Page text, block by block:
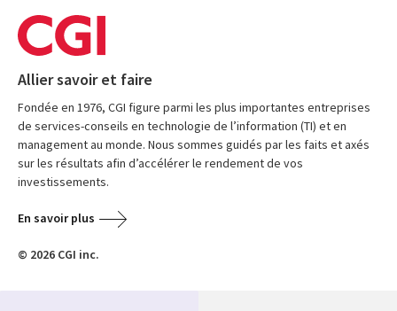
Allier savoir et faire
Fondée en 1976, CGI figure parmi les plus importantes entreprises
de services-conseils en technologie de l’information (TI) et en
management au monde. Nous sommes guidés par les faits et axés
sur les résultats afin d’accélérer le rendement de vos
investissements.
En savoir plus
© 2026 CGI inc.